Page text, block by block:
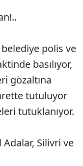
polis ve
basılıyor,
gözaltına
tutuluyor
tutuklanıyor.
Silivri ve